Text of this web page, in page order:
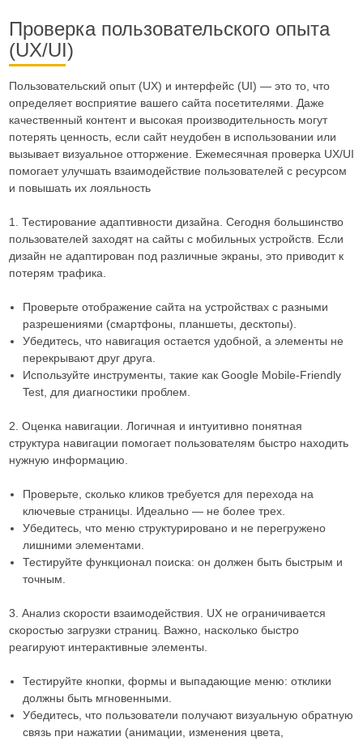
Проверка пользовательского опыта
(UX/UI)
Пользовательский опыт (UX) и интерфейс (UI) — это то, что
определяет восприятие вашего сайта посетителями. Даже
качественный контент и высокая производительность могут
потерять ценность, если сайт неудобен в использовании или
вызывает визуальное отторжение. Ежемесячная проверка UX/UI
помогает улучшать взаимодействие пользователей с ресурсом
и повышать их лояльность
1. Тестирование адаптивности дизайна. Сегодня большинство
пользователей заходят на сайты с мобильных устройств. Если
дизайн не адаптирован под различные экраны, это приводит к
потерям трафика.
Проверьте отображение сайта на устройствах с разными
разрешениями (смартфоны, планшеты, десктопы).
Убедитесь, что навигация остается удобной, а элементы не
перекрывают друг друга.
Используйте инструменты, такие как Google Mobile-Friendly
Test, для диагностики проблем.
2. Оценка навигации. Логичная и интуитивно понятная
структура навигации помогает пользователям быстро находить
нужную информацию.
Проверьте, сколько кликов требуется для перехода на
ключевые страницы. Идеально — не более трех.
Убедитесь, что меню структурировано и не перегружено
лишними элементами.
Тестируйте функционал поиска: он должен быть быстрым и
точным.
3. Анализ скорости взаимодействия. UX не ограничивается
скоростью загрузки страниц. Важно, насколько быстро
реагируют интерактивные элементы.
Тестируйте кнопки, формы и выпадающие меню: отклики
должны быть мгновенными.
Убедитесь, что пользователи получают визуальную обратную
связь при нажатии (анимации, изменения цвета,